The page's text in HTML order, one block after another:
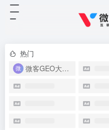
热门
微客GEO大模型优化系统